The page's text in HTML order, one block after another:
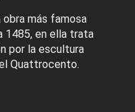
obra más famosa
1485, en ella trata
por la escultura
Quattrocento.